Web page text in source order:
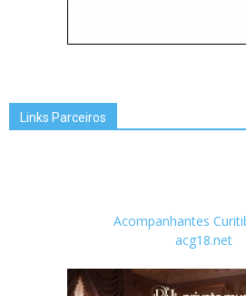
Links Parceiros
Acompanhantes
acg18.net